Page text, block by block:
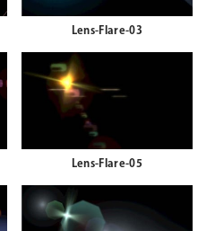
Lens-Flare-03